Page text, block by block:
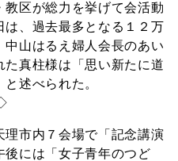
区が総力を挙げて会活動
、過去最多となる１２万
中山はるえ婦人会長のあい
真柱様は「思い新たに道
述べられた。
市内７会場で「記念講演
には「女子青年のつど